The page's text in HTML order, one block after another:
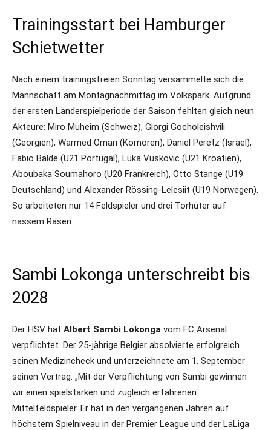
Trainingsstart bei Hamburger
Schietwetter
Nach einem trainingsfreien Sonntag versammelte sich die
Mannschaft am Montagnachmittag im Volkspark. Aufgrund
der ersten Länderspielperiode der Saison fehlten gleich neun
Akteure: Miro Muheim (Schweiz), Giorgi Gocholeishvili
(Georgien), Warmed Omari (Komoren), Daniel Peretz (Israel),
Fabio Balde (U21 Portugal), Luka Vuskovic (U21 Kroatien),
Aboubaka Soumahoro (U20 Frankreich), Otto Stange (U19
Deutschland) und Alexander Rössing-Lelesiit (U19 Norwegen).
So arbeiteten nur 14 Feldspieler und drei Torhüter auf
nassem Rasen.
Sambi Lokonga unterschreibt bis
2028
Der HSV hat Albert Sambi Lokonga vom FC Arsenal
verpflichtet. Der 25-jährige Belgier absolvierte erfolgreich
seinen Medizincheck und unterzeichnete am 1. September
seinen Vertrag. „Mit der Verpflichtung von Sambi gewinnen
wir einen spielstarken und zugleich erfahrenen
Mittelfeldspieler. Er hat in den vergangenen Jahren auf
höchstem Spielniveau in der Premier League und der LaLiga